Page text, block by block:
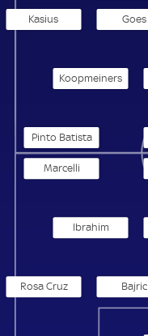
Kasius Goes
Koopmeiners
Pinto Batista
Bajric
Rosa Cruz
Ibrahim
Marcelli